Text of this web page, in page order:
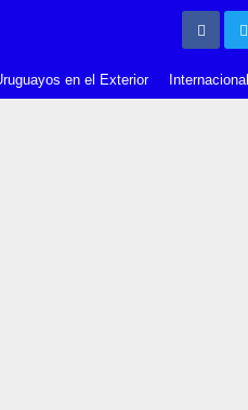
en el Exterior Internacional